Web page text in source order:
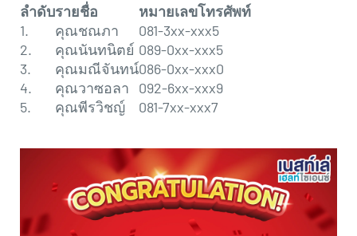
ลำดับรายชื่อ
หมายเลขโทรศัพท์
1.
คุณชณภา
081-3xx-xxx5
2.
คุณนันทนิตย์ 089-0xx-xxx5
3.
คุณมณีจันทน์086-0xx-xxx0
4.
คุณวาซอลา
092-6xx-xxx9
5.
คุณพีรวิชญ์ 081-7xx-xxx7